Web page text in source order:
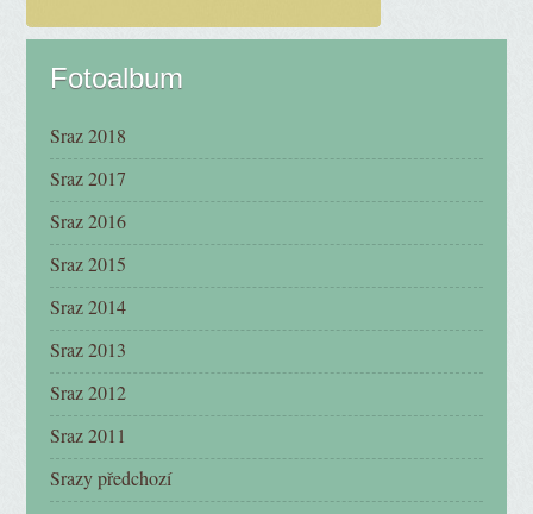
Fotoalbum
Sraz 2018
Sraz 2017
Sraz 2016
Sraz 2015
Sraz 2014
Sraz 2013
Sraz 2012
Sraz 2011
Srazy předchozí